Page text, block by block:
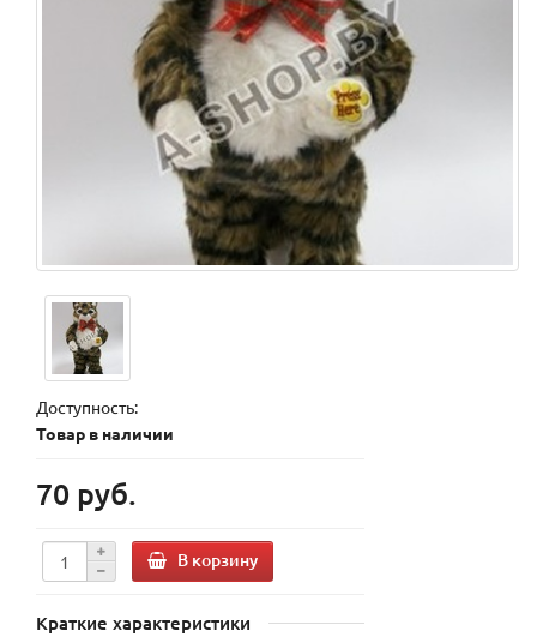
Доступность:
Товар в наличии
70 руб.
В корзину
Краткие характеристики